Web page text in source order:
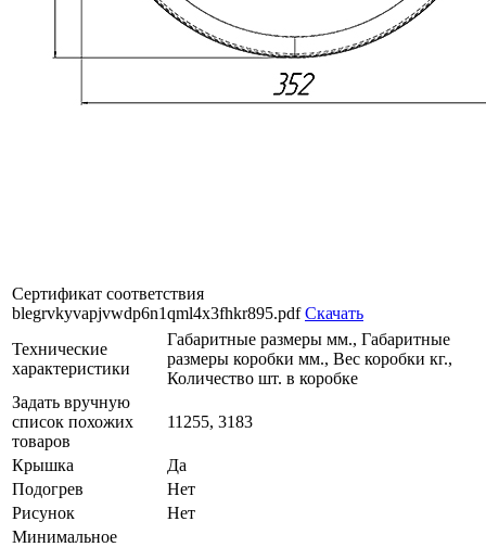
Сертификат соответствия
blegrvkyvapjvwdp6n1qml4x3fhkr895.pdfСкачать
Технические
характеристики
Габаритные размеры мм., Габаритные
размеры коробки мм., Вес коробки кг.,
Количество шт. в коробке
Задать вручную
список похожих
товаров
11255, 3183
Крышка
Да
Подогрев
Нет
Рисунок
Нет
Минимальное